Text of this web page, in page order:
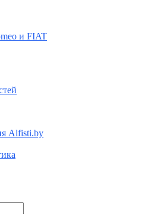
и FIAT
Alfisti.by